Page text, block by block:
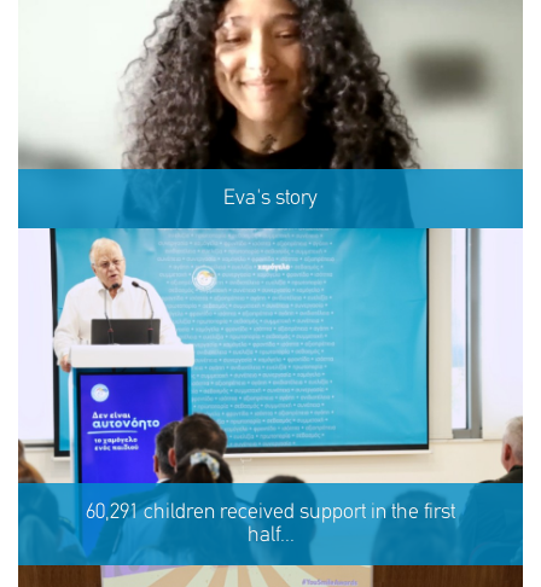
Eva's story
Eva's story
REACT
60,291 children received support in the first
half...